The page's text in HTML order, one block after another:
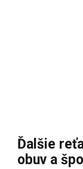
Ďalšie
obuv a